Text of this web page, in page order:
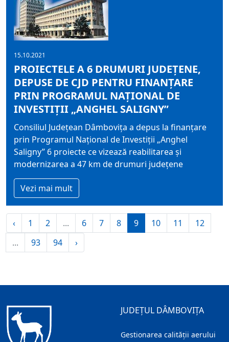
15.10.2021
PROIECTELE A 6 DRUMURI JUDEȚENE,
DEPUSE DE CJD PENTRU FINANȚARE
PRIN PROGRAMUL NAȚIONAL DE
INVESTIȚII „ANGHEL SALIGNY”
Consiliul Județean Dâmbovița a depus la finanțare
prin Programul Național de Investiții „Anghel
Saligny” 6 proiecte ce vizează reabilitarea și
modernizarea a 47 km de drumuri județene
Vezi mai mult
‹ 1 2 ... 6 7 8 9 10 11
12
...
93 94 ›
JUDEȚUL DÂMBOVIȚA
Gestionarea calității aerului